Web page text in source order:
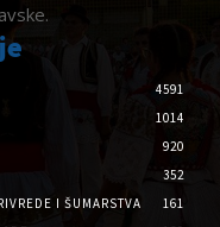
4591
1014
920
352
I ŠUMARSTVA
161